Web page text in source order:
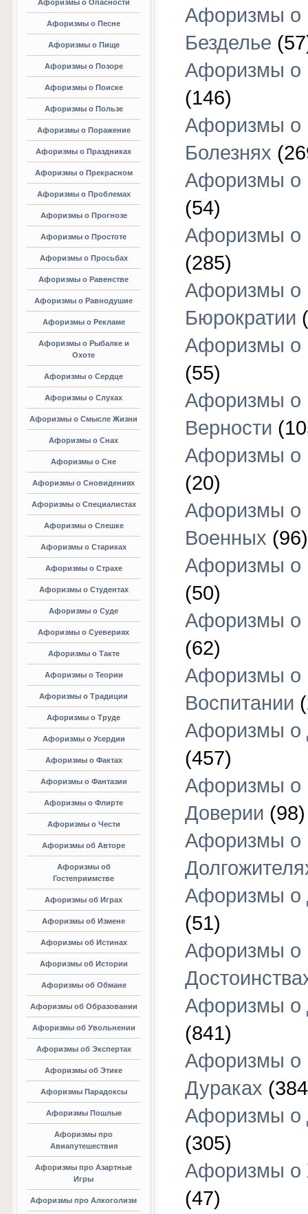
Афоризмы о Опасности
Афоризмы о Песне
Афоризмы о Пище
Афоризмы о Позоре
Афоризмы о Поиске
Афоризмы о Пользе
Афоризмы о Поражение
Афоризмы о Праздниках
Афоризмы о Прекрасном
Афоризмы о Проблемах
Афоризмы о Прогнозе
Афоризмы о Простоте
Афоризмы о Просьбах
Афоризмы о Равенстве
Афоризмы о Равнодушие
Афоризмы о Рекламе
Афоризмы о Рыбалке и
Охоте
Афоризмы о Сердце
Афоризмы о Слухах
Афоризмы о Смысле Жизни
Афоризмы о Снах
Афоризмы о Сне
Афоризмы о Сновидениях
Афоризмы о Специалистах
Афоризмы о Спешке
Афоризмы о Стариках
Афоризмы о Страхе
Афоризмы о Студентах
Афоризмы о Суде
Афоризмы о Суевериях
Афоризмы о Такте
Афоризмы о Теории
Афоризмы о Традиции
Афоризмы о Труде
Афоризмы о Усердии
Афоризмы о Фактах
Афоризмы о Фантазии
Афоризмы о Флирте
Афоризмы о Чести
Афоризмы об Авторе
Афоризмы об
Гостеприимстве
Афоризмы об Играх
Афоризмы об Измене
Афоризмы об Истинах
Афоризмы об Истории
Афоризмы об Обмане
Афоризмы об Образовании
Афоризмы об Увольнении
Афоризмы об Экспертах
Афоризмы об Этике
Афоризмы Парадоксы
Афоризмы Пошлые
Афоризмы про
Авиапутешествия
Афоризмы про Азартные
Игры
Афоризмы про Алкоголизм
Афоризмы о
Безделье
Афоризмы о
(146)
Афоризмы о
Болезнях
Афоризмы о
(54)
Афоризмы о
(285)
Афоризмы о
Бюрократии
Афоризмы о
(55)
Афоризмы о
Верности
Афоризмы о
(20)
Афоризмы о
Военных (96)
Афоризмы о
(50)
Афоризмы о
(62)
Афоризмы о
Воспитании
Афоризмы о
(457)
Афоризмы о
Доверии (98)
Афоризмы о
Афоризмы о
(51)
Афоризмы о
Афоризмы о
(841)
Афоризмы о
Дураках
Афоризмы о
(305)
Афоризмы
(47)